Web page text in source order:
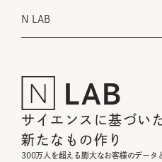
N LAB
サイエンスに基づい
新たなもの作り
300万人を超える膨大なお客様のデータ